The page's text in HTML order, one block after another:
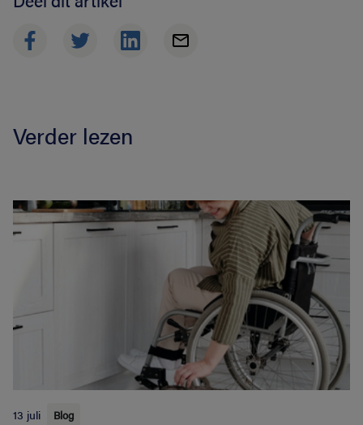
Verder lezen
13 juli Blog